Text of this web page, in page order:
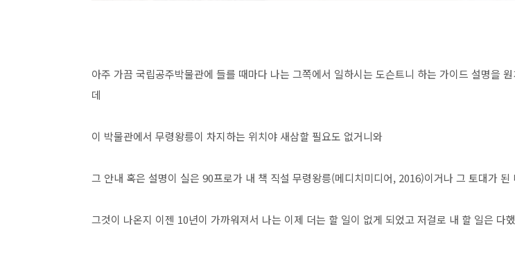
아주 가끔 국립공주박물관에 들를 때마다 나는 그쪽에서 일하시는 도슨트니 하는 가이드 설명을
데
이 박물관에서 무령왕릉이 차지하는 위치야 새삼할 필요도 없거니와
그 안내 혹은 설명이 실은 90프로가 내 책 직설 무령왕릉(메디치미디어, 2016)이거나 그 토대가 된
그것이 나온지 이젠 10년이 가까워져서 나는 이제 더는 할 일이 없게 되었고 저걸로 내 할 일은 다